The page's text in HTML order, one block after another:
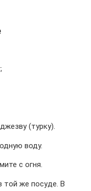
(турку).
воду.
с огня.
той же посуде. В